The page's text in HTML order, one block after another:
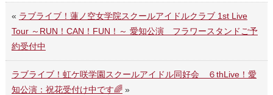
« ラブライブ！蓮ノ空女学院スクールアイドルクラブ 1st Live
Tour ～RUN！CAN！FUN！～ 愛知公演 フラワースタンドご予
約受付中
ラブライブ！虹ケ咲学園スクールアイドル同好会 ６thLive！愛
知公演：祝花受付け中です🌈»